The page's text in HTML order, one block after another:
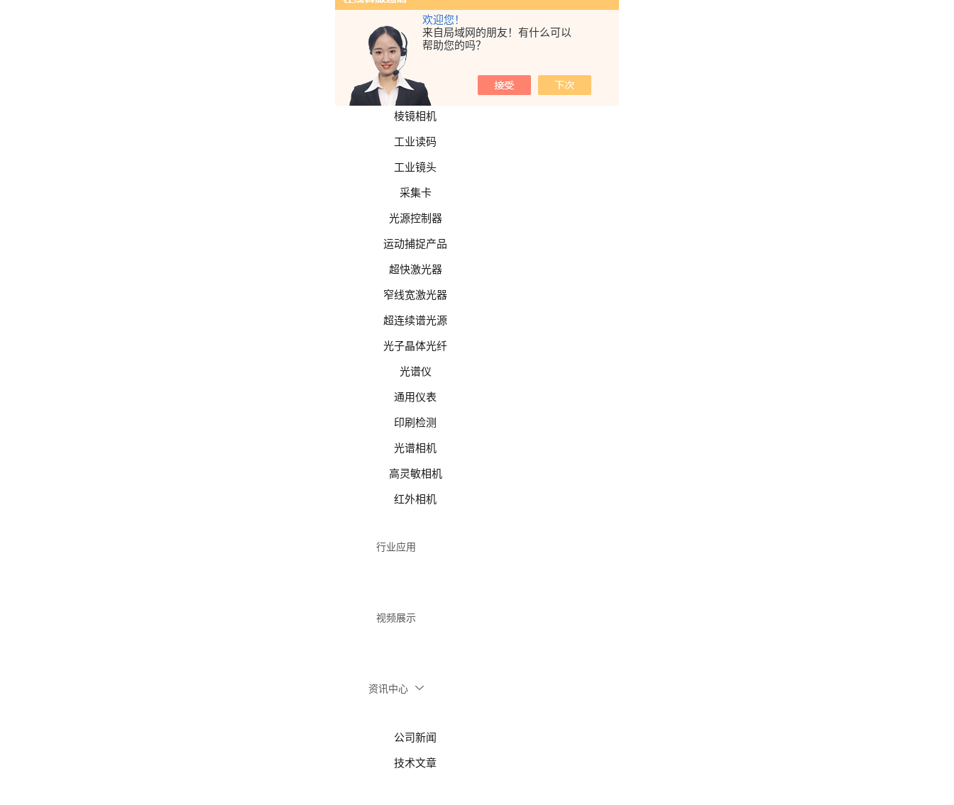
欢迎您！
来自局域网的朋友！有什么可以
帮助您的吗？
面阵相机
特殊相机
高分辨率相机
高速相机
棱镜相机
工业读码
工业镜头
采集卡
光源控制器
运动捕捉产品
超快激光器
窄线宽激光器
超连续谱光源
光子晶体光纤
光谱仪
通用仪表
印刷检测
光谱相机
高灵敏相机
红外相机
行业应用
视频展示
资讯中心
公司新闻
技术文章